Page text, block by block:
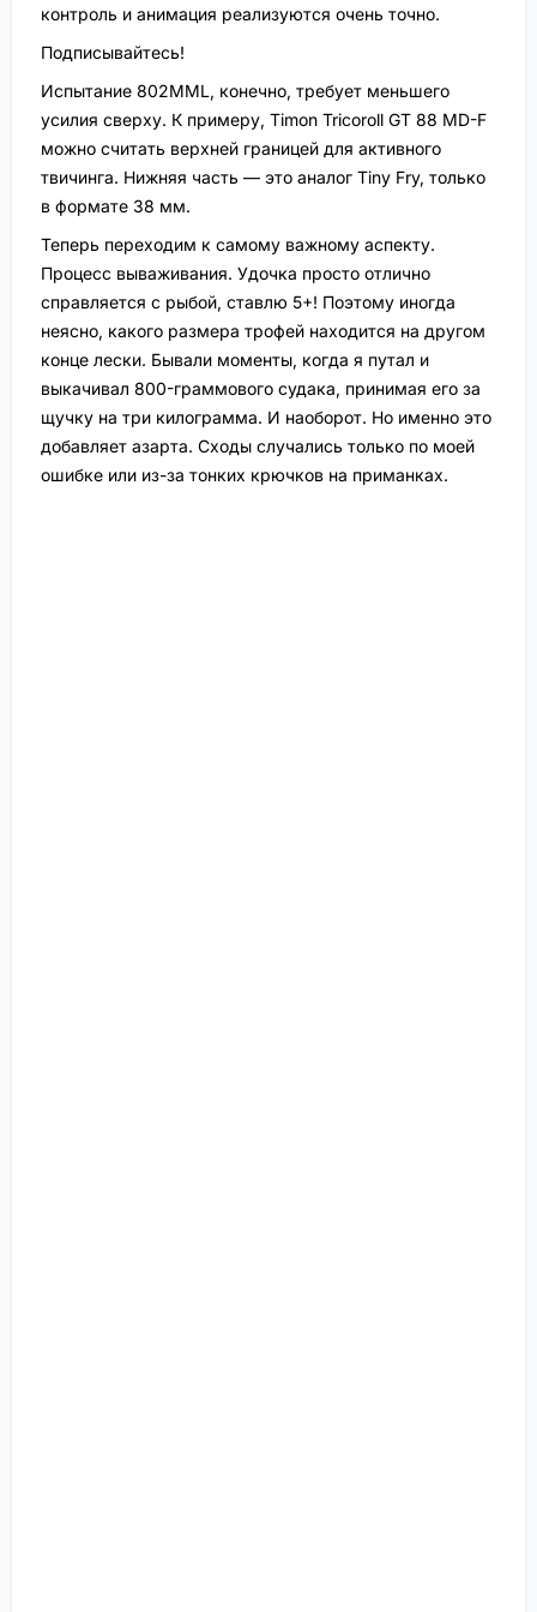
контроль и анимация реализуются очень точно.
Подписывайтесь!
Испытание 802MML, конечно, требует меньшего
усилия сверху. К примеру, Timon Tricoroll GT 88 MD-F
можно считать верхней границей для активного
твичинга. Нижняя часть — это аналог Tiny Fry, только
в формате 38 мм.
Теперь переходим к самому важному аспекту.
Процесс вываживания. Удочка просто отлично
справляется с рыбой, ставлю 5+! Поэтому иногда
неясно, какого размера трофей находится на другом
конце лески. Бывали моменты, когда я путал и
выкачивал 800-граммового судака, принимая его за
щучку на три килограмма. И наоборот. Но именно это
добавляет азарта. Сходы случались только по моей
ошибке или из-за тонких крючков на приманках.